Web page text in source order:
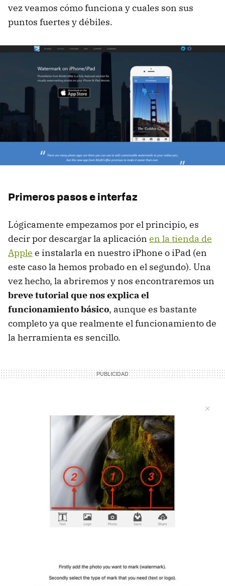
vez veamos cómo funciona y cuales son sus
puntos fuertes y débiles.
Primeros pasos e interfaz
Lógicamente empezamos por el principio, es
decir por descargar la aplicación en la tienda de
Apple e instalarla en nuestro iPhone o iPad (en
este caso la hemos probado en el segundo). Una
vez hecho, la abriremos y nos encontraremos un
breve tutorial que nos explica el
funcionamiento básico, aunque es bastante
completo ya que realmente el funcionamiento de
la herramienta es sencillo.